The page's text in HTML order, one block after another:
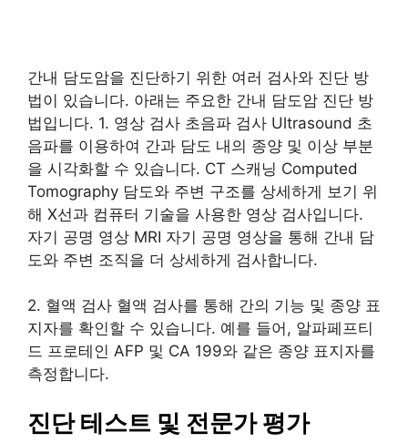
간내 담도암을 진단하기 위한 여러 검사와 진단 방
법이 있습니다. 아래는 주요한 간내 담도암 진단 방
법입니다. 1. 영상 검사 초음파 검사 Ultrasound 초
음파를 이용하여 간과 담도 내의 종양 및 이상 부분
을 시각화할 수 있습니다. CT 스캐닝 Computed
Tomography 담도와 주변 구조를 상세하게 보기 위
해 X선과 컴퓨터 기술을 사용한 영상 검사입니다.
자기 공명 영상 MRI 자기 공명 영상을 통해 간내 담
도와 주변 조직을 더 상세하게 검사합니다.
2. 혈액 검사 혈액 검사를 통해 간의 기능 및 종양 표
지자를 확인할 수 있습니다. 예를 들어, 알파페프티
드 프로테인 AFP 및 CA 199와 같은 종양 표지자를
측정합니다.
진단 테스트 및 전문가 평가